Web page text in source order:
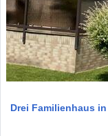
Drei Familienhaus